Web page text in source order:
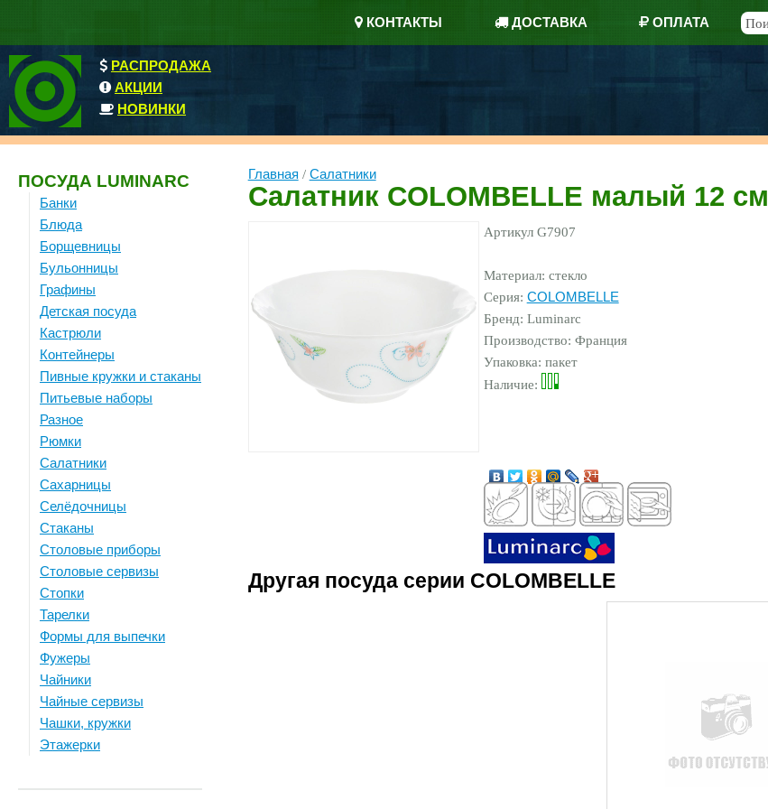
РАСПРОДАЖА
АКЦИИ
НОВИНКИ
КОНТАКТЫ ДОСТАВКА ОПЛАТА
ПОСУДА LUMINARC
Банки
Блюда
Борщевницы
Бульонницы
Графины
Детская посуда
Кастрюли
Контейнеры
Пивные кружки и стаканы
Питьевые наборы
Разное
Рюмки
Салатники
Сахарницы
Селёдочницы
Стаканы
Столовые приборы
Столовые сервизы
Стопки
Тарелки
Формы для выпечки
Фужеры
Чайники
Чайные сервизы
Чашки, кружки
Этажерки
Главная / Салатники
Салатник COLOMBELLE малый 12 см
Артикул G7907
Материал: стекло
Серия: COLOMBELLE
Бренд: Luminarc
Производство: Франция
Упаковка: пакет
Наличие:
Другая посуда серии COLOMBELLE